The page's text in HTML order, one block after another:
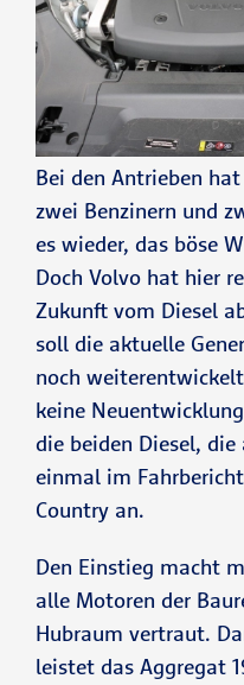
Bei den Antrieben
zwei Benzinern und
es wieder, das böse
Doch Volvo hat hier
Zukunft vom Diesel
soll die aktuelle
noch
keine
die beiden Diesel,
einmal im
Country an.
Den Einstieg macht
alle Motoren der
Hubraum vertraut.
leistet das Aggregat